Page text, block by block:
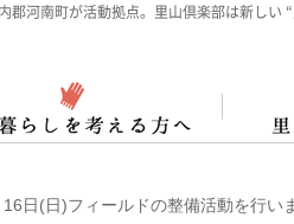
郡河南町が活動拠点。里山倶楽部は新しい
日(日)フィールドの整備活動を行い